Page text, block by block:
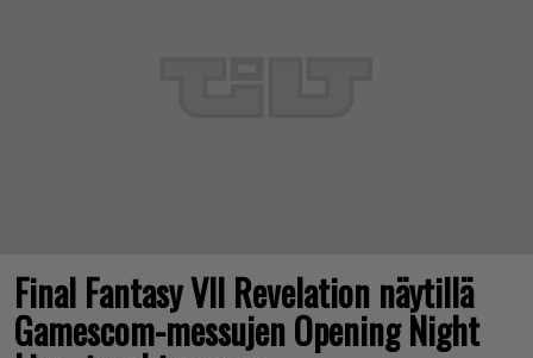
Final Fantasy VII Revelation näytillä
Gamescom-messujen Opening Night